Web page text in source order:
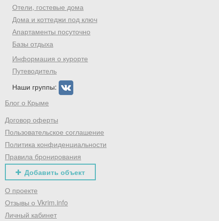
Отели, гостевые дома
Дома и коттеджи под ключ
Апартаменты посуточно
Базы отдыха
Информация о курорте
Путеводитель
Наши группы:
Блог о Крыме
Договор оферты
Пользовательское соглашение
Политика конфиденциальности
Правила бронирования
Добавить объект
О проекте
Отзывы о Vkrim.info
Личный кабинет
Скидка −5%
Хочешь дешевле? Оставь почту и получи
промокод на первое бронирование!